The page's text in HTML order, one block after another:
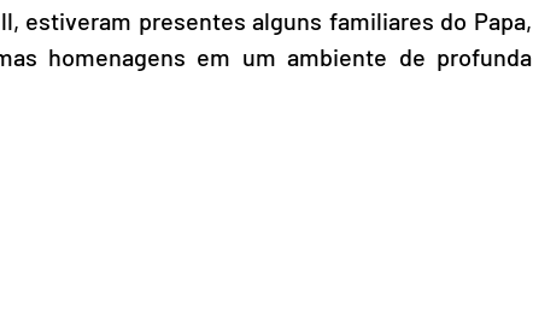
estiveram presentes alguns familiares do Papa,
homenagens em um ambiente de profunda